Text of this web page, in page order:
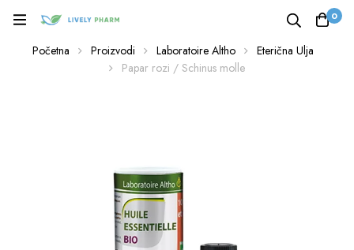
0
Početna Proizvodi Laboratoire Altho
Eterična Ulja
Papar rozi / Schinus molle